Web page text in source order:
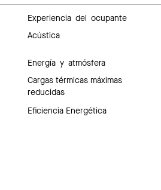
Experiencia del ocupante
Acústica
Energía y atmósfera
Cargas térmicas máximas
reducidas
Eficiencia Energética